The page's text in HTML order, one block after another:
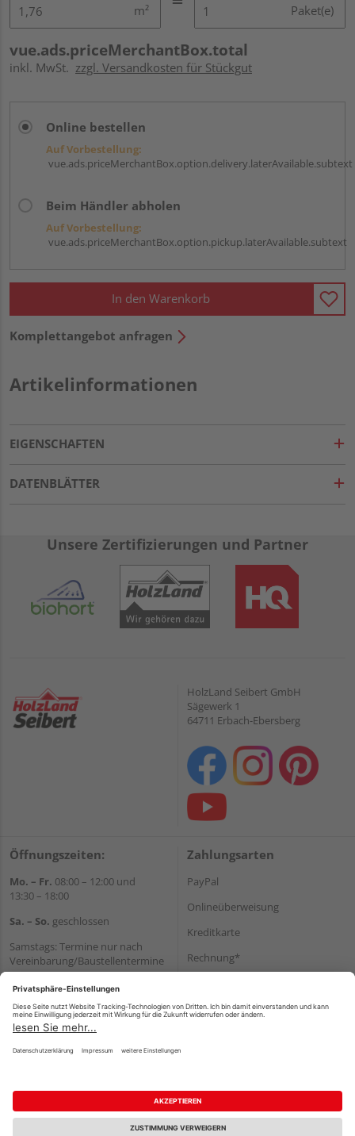
m² Paket(e)
vue.ads.priceMerchantBox.total
inkl. MwSt. zzgl. Versandkosten für Stückgut
Online bestellen
Auf Vorbestellung:
vue.ads.priceMerchantBox.option.delivery.laterAvailable.subtext
Beim Händler abholen
Auf Vorbestellung:
vue.ads.priceMerchantBox.option.pickup.laterAvailable.subtext
In den Warenkorb
Komplettangebot anfragen
Artikelinformationen
EIGENSCHAFTEN
DATENBLÄTTER
Unsere Zertifizierungen und Partner
HolzLand Seibert GmbH
Sägewerk 1
64711 Erbach-Ebersberg
Öffnungszeiten:
Mo. – Fr. 08:00 – 12:00 und
13:30 – 18:00
Sa. – So. geschlossen
Samstags: Termine nur nach
Vereinbarung/Baustellentermine
Wir helfen Ihnen gerne
weiter
Tel.:+49 6062 956180
E-Mail:shop@holzland-seibert.de
Zahlungsarten
PayPal
Onlineüberweisung
Kreditkarte
Rechnung*
Versand
Impressum AGB Widerruf
Datenschutz
Reservierungsbedingungen
Vertrag widerrufen